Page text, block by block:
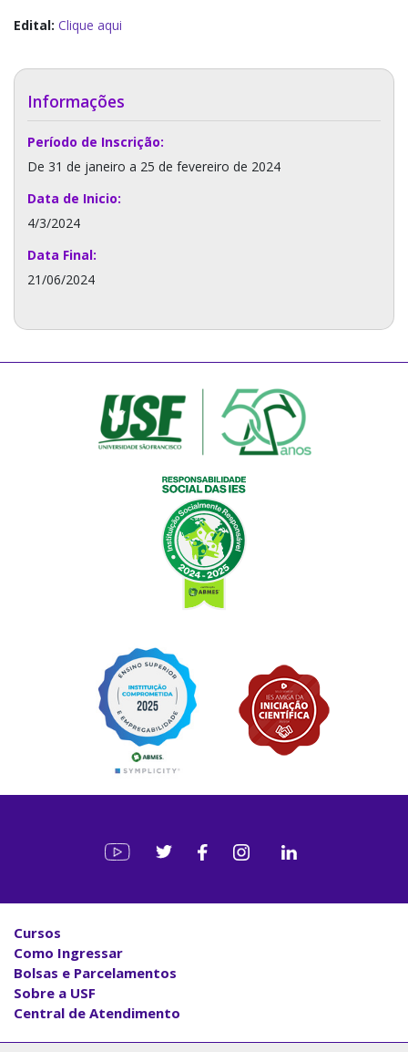
Edital: Clique aqui
Informações
Período de Inscrição:
De 31 de janeiro a 25 de fevereiro de 2024
Data de Inicio:
4/3/2024
Data Final:
21/06/2024
Cursos
Como Ingressar
Bolsas e Parcelamentos
Sobre a USF
Central de Atendimento